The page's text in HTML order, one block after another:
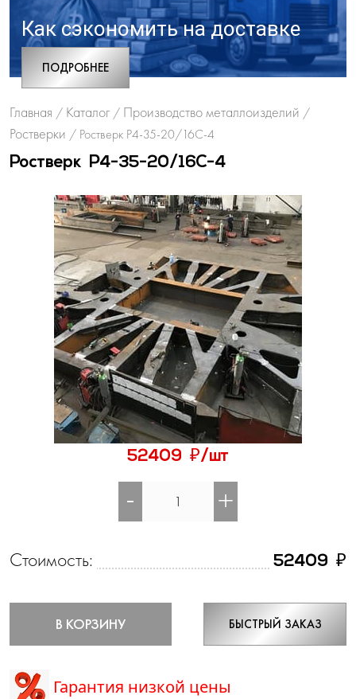
Как сэкономить на доставке
ПОДРОБНЕЕ
Главная / Каталог / Производство металлоизделий /
Ростверки / Ростверк Р4-35-20/16С-4
Ростверк Р4-35-20/16С-4
52409 ₽/шт
- +
Стоимость: 52409 ₽
В КОРЗИНУ БЫСТРЫЙ ЗАКАЗ
Гарантия низкой цены